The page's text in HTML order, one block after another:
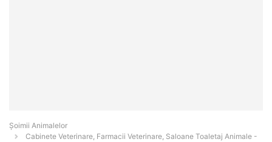
Şoimii Animalelor
Cabinete Veterinare, Farmacii Veterinare, Saloane Toaletaj Animale -